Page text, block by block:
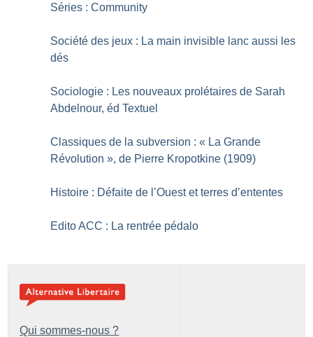
Séries : Community
Société des jeux : La main invisible lanc aussi les
dés
Sociologie : Les nouveaux prolétaires de Sarah
Abdelnour, éd Textuel
Classiques de la subversion : « La Grande
Révolution », de Pierre Kropotkine (1909)
Histoire : Défaite de l’Ouest et terres d’ententes
Edito ACC : La rentrée pédalo
Qui sommes-nous ?